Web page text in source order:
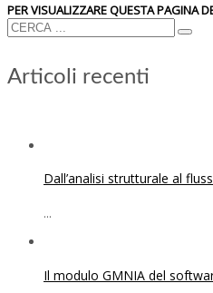
PER VISUALIZZARE QUESTA PAGINA
Articoli recenti
Dall’analisi strutturale al
...
Il modulo GMNIA del